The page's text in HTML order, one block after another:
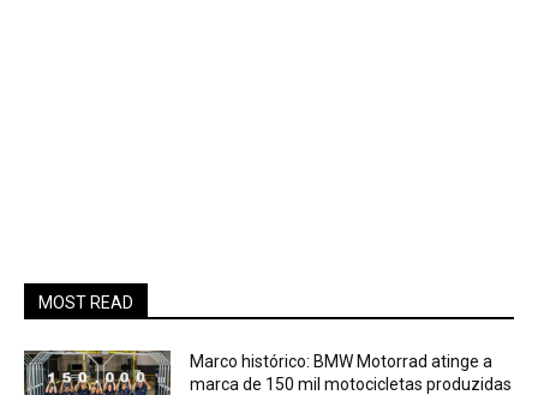
MOST READ
Marco histórico: BMW Motorrad atinge a
marca de 150 mil motocicletas produzidas